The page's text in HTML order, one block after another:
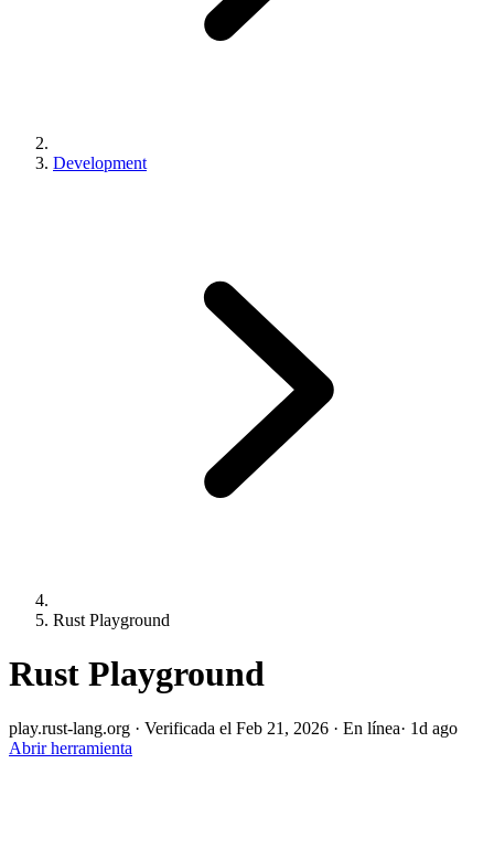
Development
Rust Playground
Rust Playground
play.rust-lang.org · Verificada el Feb 21, 2026 · En línea· 1d ago
Abrir herramienta